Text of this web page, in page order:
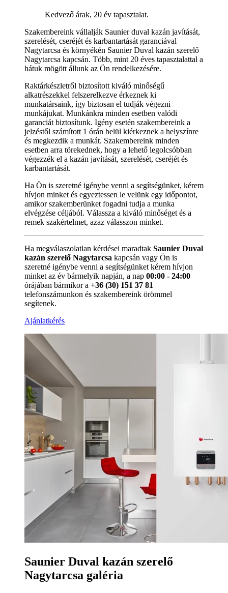
Kedvező árak, 20 év tapasztalat.
Szakembereink vállalják Saunier duval kazán javítását,
szerelését, cseréjét és karbantartását garanciával
Nagytarcsa és környékén Saunier Duval kazán szerelő
Nagytarcsa kapcsán. Több, mint 20 éves tapasztalattal a
hátuk mögött állunk az Ön rendelkezésére.
Raktárkészletről biztosított kiváló minőségű
alkatrészekkel felszerelkezve érkeznek ki
munkatársaink, így biztosan el tudják végezni
munkájukat. Munkánkra minden esetben valódi
garanciát biztosítunk. Igény esetén szakembereink a
jelzéstől számított 1 órán belül kiérkeznek a helyszínre
és megkezdik a munkát. Szakembereink minden
esetben arra törekednek, hogy a lehető legolcsóbban
végezzék el a kazán javítását, szerelését, cseréjét és
karbantartását.
Ha Ön is szeretné igénybe venni a segítségünket, kérem
hívjon minket és egyeztessen le velünk egy időpontot,
amikor szakemberünket fogadni tudja a munka
elvégzése céljából. Válassza a kiváló minőséget és a
remek szakértelmet, azaz válasszon minket.
Ha megválaszolatlan kérdései maradtak Saunier Duval
kazán szerelő Nagytarcsa kapcsán vagy Ön is
szeretné igénybe venni a segítségünket kérem hívjon
minket az év bármelyik napján, a nap 00:00 - 24:00
órájában bármikor a +36 (30) 151 37 81
telefonszámunkon és szakembereink örömmel
segítenek.
Ajánlatkérés
Saunier Duval kazán szerelő
Nagytarcsa galéria